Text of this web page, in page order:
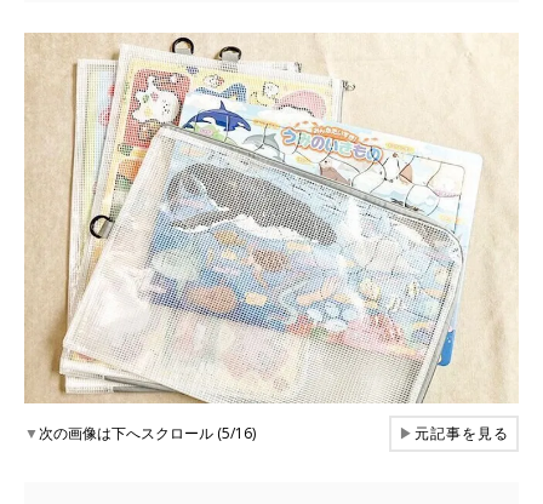
▼次の画像は下へスクロール (5/16) ▶元記事を見る